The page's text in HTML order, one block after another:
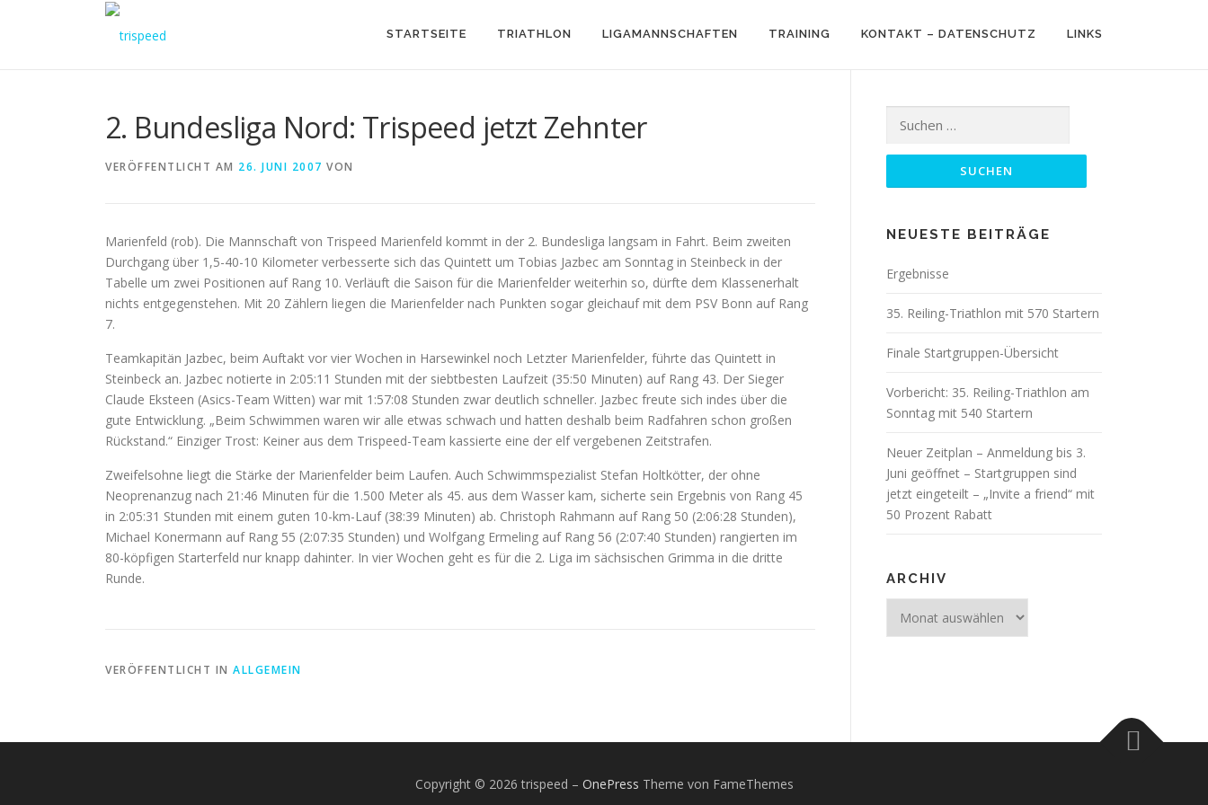
STARTSEITE TRIATHLON LIGAMANNSCHAFTEN TRAINING KONTAKT – DATENSCHUTZ LINKS
2. Bundesliga Nord: Trispeed jetzt Zehnter
VERÖFFENTLICHT AM 26. JUNI 2007 VON
Marienfeld (rob). Die Mannschaft von Trispeed Marienfeld kommt in der 2. Bundesliga langsam in Fahrt. Beim zweiten
Durchgang über 1,5-40-10 Kilometer verbesserte sich das Quintett um Tobias Jazbec am Sonntag in Steinbeck in der
Tabelle um zwei Positionen auf Rang 10. Verläuft die Saison für die Marienfelder weiterhin so, dürfte dem Klassenerhalt
nichts entgegenstehen. Mit 20 Zählern liegen die Marienfelder nach Punkten sogar gleichauf mit dem PSV Bonn auf Rang
7.
Teamkapitän Jazbec, beim Auftakt vor vier Wochen in Harsewinkel noch Letzter Marienfelder, führte das Quintett in
Steinbeck an. Jazbec notierte in 2:05:11 Stunden mit der siebtbesten Laufzeit (35:50 Minuten) auf Rang 43. Der Sieger
Claude Eksteen (Asics-Team Witten) war mit 1:57:08 Stunden zwar deutlich schneller. Jazbec freute sich indes über die
gute Entwicklung. „Beim Schwimmen waren wir alle etwas schwach und hatten deshalb beim Radfahren schon großen
Rückstand.“ Einziger Trost: Keiner aus dem Trispeed-Team kassierte eine der elf vergebenen Zeitstrafen.
Zweifelsohne liegt die Stärke der Marienfelder beim Laufen. Auch Schwimmspezialist Stefan Holtkötter, der ohne
Neoprenanzug nach 21:46 Minuten für die 1.500 Meter als 45. aus dem Wasser kam, sicherte sein Ergebnis von Rang 45
in 2:05:31 Stunden mit einem guten 10-km-Lauf (38:39 Minuten) ab. Christoph Rahmann auf Rang 50 (2:06:28 Stunden),
Michael Konermann auf Rang 55 (2:07:35 Stunden) und Wolfgang Ermeling auf Rang 56 (2:07:40 Stunden) rangierten im
80-köpfigen Starterfeld nur knapp dahinter. In vier Wochen geht es für die 2. Liga im sächsischen Grimma in die dritte
Runde.
VERÖFFENTLICHT IN ALLGEMEIN
nach:
NEUESTE BEITRÄGE
Ergebnisse
35. Reiling-Triathlon mit 570 Startern
Finale Startgruppen-Übersicht
Vorbericht: 35. Reiling-Triathlon am
Sonntag mit 540 Startern
Neuer Zeitplan – Anmeldung bis 3.
Juni geöffnet – Startgruppen sind
jetzt eingeteilt – „Invite a friend“ mit
50 Prozent Rabatt
ARCHIV
Copyright © 2026 trispeed – OnePress Theme von FameThemes